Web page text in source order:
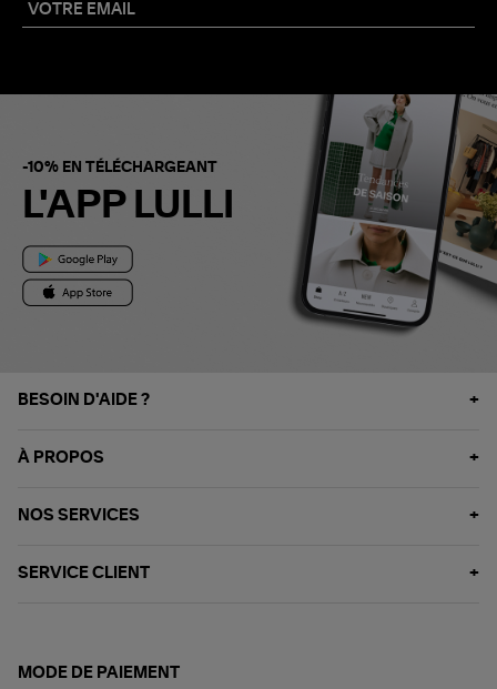
-10% EN TÉLÉCHARGEANT
L'APP LULLI
BESOIN D'AIDE ?
À PROPOS
NOS SERVICES
SERVICE CLIENT
MODE DE PAIEMENT